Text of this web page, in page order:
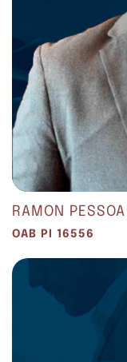
RAMON PESSOA
OAB PI 16556